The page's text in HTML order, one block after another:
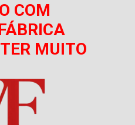
COM
MUITO